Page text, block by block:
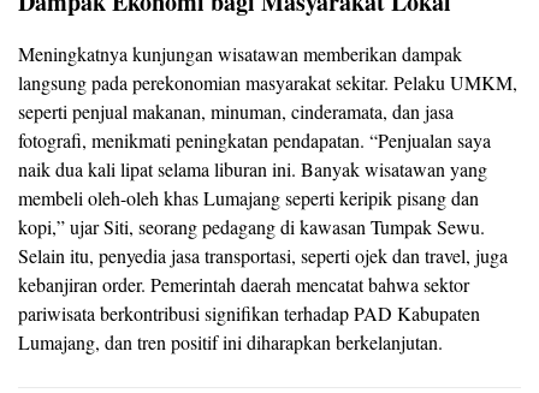
Meningkatnya kunjungan wisatawan memberikan dampak
langsung pada perekonomian masyarakat sekitar. Pelaku UMKM,
seperti penjual makanan, minuman, cinderamata, dan jasa
fotografi, menikmati peningkatan pendapatan. “Penjualan saya
naik dua kali lipat selama liburan ini. Banyak wisatawan yang
membeli oleh-oleh khas Lumajang seperti keripik pisang dan
kopi,” ujar Siti, seorang pedagang di kawasan Tumpak Sewu.
Selain itu, penyedia jasa transportasi, seperti ojek dan travel, juga
kebanjiran order. Pemerintah daerah mencatat bahwa sektor
pariwisata berkontribusi signifikan terhadap PAD Kabupaten
Lumajang, dan tren positif ini diharapkan berkelanjutan.